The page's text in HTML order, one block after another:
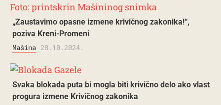
„Zaustavimo opasne izmene krivičnog zakonika!“,
poziva Kreni-Promeni
Mašina 28.10.2024.
Svaka blokada puta bi mogla biti krivično delo ako vlast
progura izmene Krivičnog zakonika